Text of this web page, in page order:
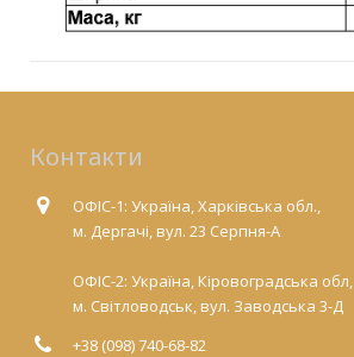
Контакти
ОФІС-1: Україна, Харківська обл.,
м. Дергачі, вул. 23 Серпня-А
ОФІС-2: Україна, Кіровоградська обл,
м. Світловодськ, вул. Заводська 3-Д
+38 (098) 740-68-82